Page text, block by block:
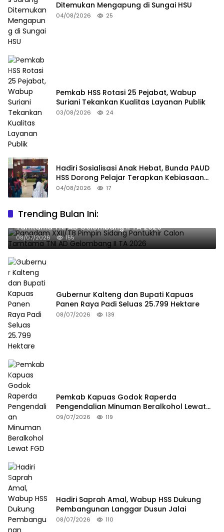
Ditemukan Mengapung di Sungai HSU
04/08/2026 25
Pemkab HSS Rotasi 25 Pejabat, Wabup
Suriani Tekankan Kualitas Layanan Publik
03/08/2026 24
Hadiri Sosialisasi Anak Hebat, Bunda PAUD
HSS Dorong Pelajar Terapkan Kebiasaan
Baik
04/08/2026 17
Trending Bulan Ini:
Pangdam XXII/TB Pimpin Sidang Pantukhir Calon
Tamtama TNI AD Gelombang II TA 2026
08/07/2026 155
Gubernur Kalteng dan Bupati Kapuas
Panen Raya Padi Seluas 25.799 Hektare
08/07/2026 139
Pemkab Kapuas Godok Raperda
Pengendalian Minuman Beralkohol Lewat
FGD
09/07/2026 119
Hadiri Saprah Amal, Wabup HSS Dukung
Pembangunan Langgar Dusun Jalai
08/07/2026 110